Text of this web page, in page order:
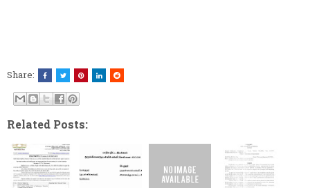
Share:
Related Posts: